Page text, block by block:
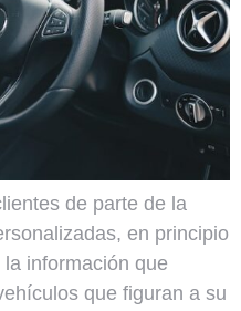
de parte de la
en principio
información que
que figuran a su